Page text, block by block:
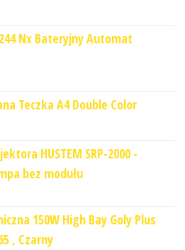
Nx Bateryjny Automat
Teczka A4 Double Color
HUSTEM SRP-2000 -
bez modułu
150W High Bay Goly Plus
, Czarny